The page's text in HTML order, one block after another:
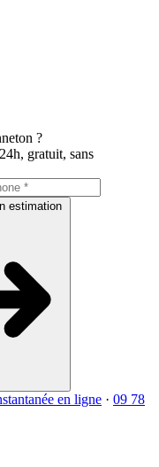
?
gratuit, sans
estimation
en ligne · 09 78